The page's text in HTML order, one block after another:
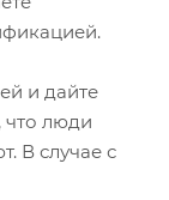
и дайте
что люди
В случае с